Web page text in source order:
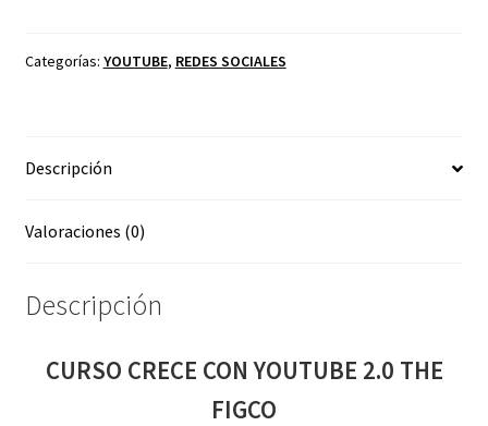
2.0
Categorías: YOUTUBE, REDES SOCIALES
Descripción
Valoraciones (0)
Descripción
CURSO CRECE CON YOUTUBE 2.0 THE
FIGCO